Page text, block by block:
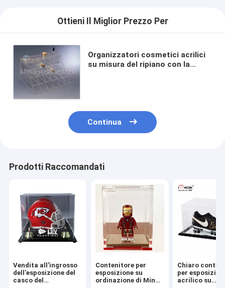
Ottieni Il Miglior Prezzo Per
Organizzatori cosmetici acrilici
su misura del ripiano con la
Continua
Prodotti Raccomandati
Vendita all'ingrosso
dell'esposizione del
casco del
Contenitore per
esposizione su
ordinazione di Minfig
Chiaro
per
acrilico su